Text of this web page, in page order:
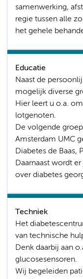
samenwerking,
regie tussen alle
het gehele
Educatie
Naast de
mogelijk diverse
Hier leert u o.a.
lotgenoten.
De volgende
Amsterdam UMC
Diabetes de Baas,
Daarnaast wordt
over diabetes
Techniek
Het
van technische
Denk daarbij aan
glucosesensoren.
Wij begeleiden